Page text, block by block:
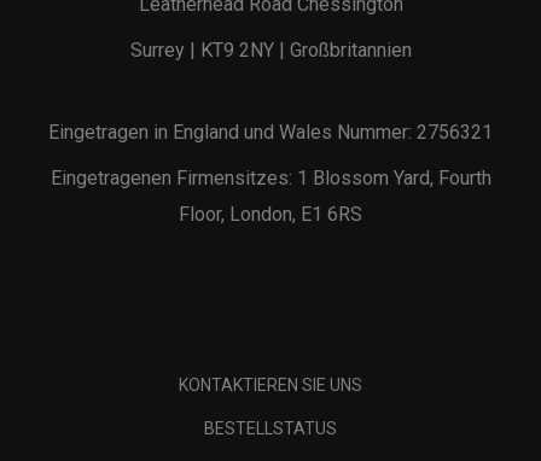
Leatherhead Road Chessington
Surrey | KT9 2NY | Großbritannien
Eingetragen in England und Wales Nummer: 2756321
Eingetragenen Firmensitzes: 1 Blossom Yard, Fourth
Floor, London, E1 6RS
KONTAKTIEREN SIE UNS
BESTELLSTATUS